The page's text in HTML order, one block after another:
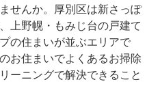
せんか。厚別区は新さっぽ
上野幌・もみじ台の戸建て
の住まいが並ぶエリアで
お住まいでよくあるお掃除
ーニングで解決できること